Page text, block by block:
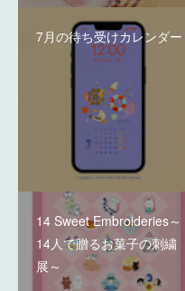
7月の待ち受けカレンダー
14 Sweet Embroideries～
14人で贈るお菓子の刺繍
展～